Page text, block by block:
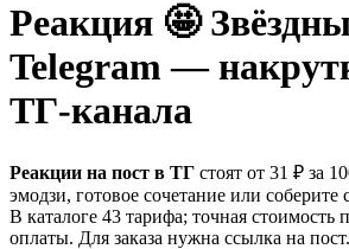
Реакция 🤩
Telegram —
ТГ-канала
Реакции на пост в ТГ стоят от 31 ₽ за
эмодзи, готовое сочетание или соберите
В каталоге 43 тарифа; точная стоимость
оплаты. Для заказа нужна ссылка на пост.